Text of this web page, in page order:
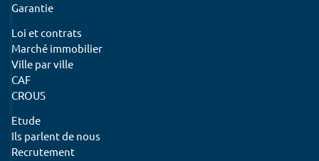
Garantie
Loi et contrats
Marché immobilier
Ville par ville
CAF
CROUS
Etude
Ils parlent de nous
Recrutement